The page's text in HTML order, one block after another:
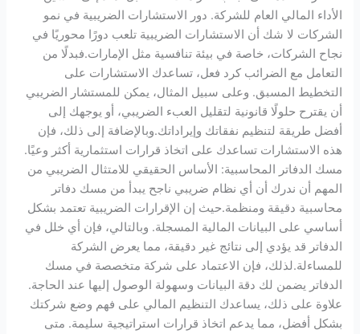
الأداء المالي العام للشركة. دور الاستشارات الضريبية في نمو
الشركات لا شك أن الاستشارات الضريبية تلعب دورًا محوريًا في
نجاح الشركات، خاصة في بيئة تنافسية مثل الإمارات.فبدلًا من
التعامل مع الضرائب كرد فعل، تساعدك الاستشارات على
التخطيط المسبق. وعلى سبيل المثال، يمكن للمستشار الضريبي
أن يقترح حلولًا قانونية لتقليل العبء الضريبي، أو يوجهك إلى
أفضل طريقة لتنظيم نفقاتك وإيراداتك.وبالإضافة إلى ذلك، فإن
هذه الاستشارات تساعدك على اتخاذ قرارات استثمارية أكثر وعيًا.
مسك الدفاتر المحاسبية: الأساس الحقيقي للامتثال الضريبي من
المهم أن ندرك أن أي نظام ضريبي ناجح يبدأ من مسك دفاتر
محاسبية دقيقة ومنظمة.حيث إن الإقرارات الضريبية تعتمد بشكل
أساسي على البيانات المالية المسجلة. وبالتالي، فإن أي خلل في
الدفاتر قد يؤدي إلى نتائج غير دقيقة، مما يعرض الشركة
للمساءلة.لذلك، فإن الاعتماد على شركة متخصصة في مسك
الدفاتر يضمن لك دقة البيانات وسهولة الوصول إليها عند الحاجة.
علاوة على ذلك، يساعدك التنظيم المالي على فهم وضع شركتك
بشكل أفضل، مما يدعم اتخاذ قرارات استراتيجية سليمة. متى